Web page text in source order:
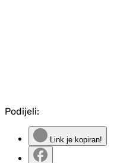
Podijeli:
Link je kopiran!